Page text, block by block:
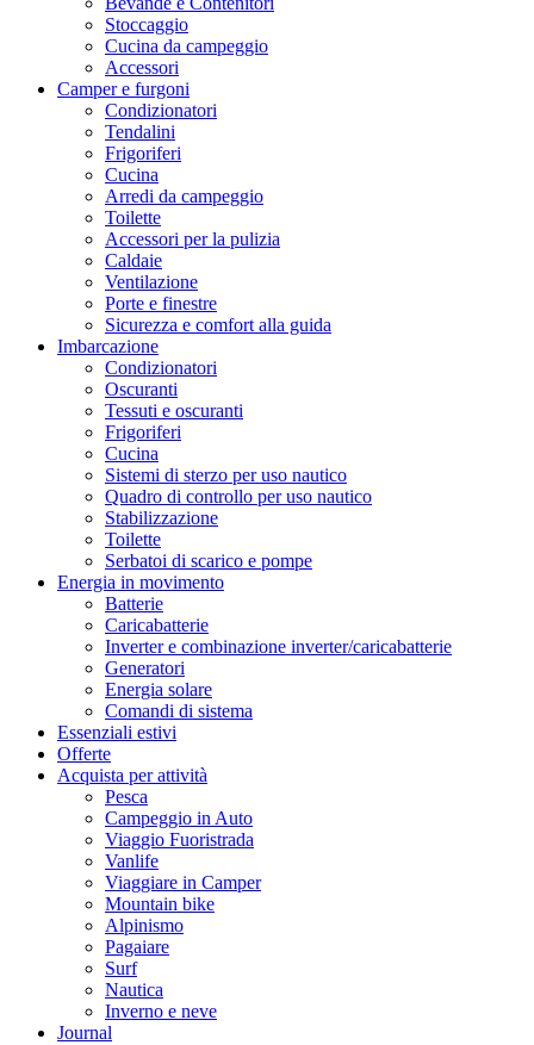
Stoccaggio
Cucina da campeggio
Accessori
Camper e furgoni
Condizionatori
Tendalini
Frigoriferi
Cucina
Arredi da campeggio
Toilette
Accessori per la pulizia
Caldaie
Ventilazione
Porte e finestre
Sicurezza e comfort alla guida
Imbarcazione
Condizionatori
Oscuranti
Tessuti e oscuranti
Frigoriferi
Cucina
Sistemi di sterzo per uso nautico
Quadro di controllo per uso nautico
Stabilizzazione
Toilette
Serbatoi di scarico e pompe
Energia in movimento
Batterie
Caricabatterie
Inverter e combinazione inverter/caricabatterie
Generatori
Energia solare
Comandi di sistema
Essenziali estivi
Offerte
Acquista per attività
Pesca
Campeggio in Auto
Viaggio Fuoristrada
Vanlife
Viaggiare in Camper
Mountain bike
Alpinismo
Pagaiare
Surf
Nautica
Inverno e neve
Journal